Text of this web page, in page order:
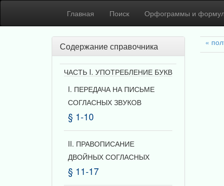
Главная Поиск Орфограммы и
Содержание справочника
ЧАСТЬ I. УПОТРЕБЛЕНИЕ БУКВ
I. ПЕРЕДАЧА НА ПИСЬМЕ
СОГЛАСНЫХ ЗВУКОВ
§ 1-10
II. ПРАВОПИСАНИЕ
ДВОЙНЫХ СОГЛАСНЫХ
§ 11-17